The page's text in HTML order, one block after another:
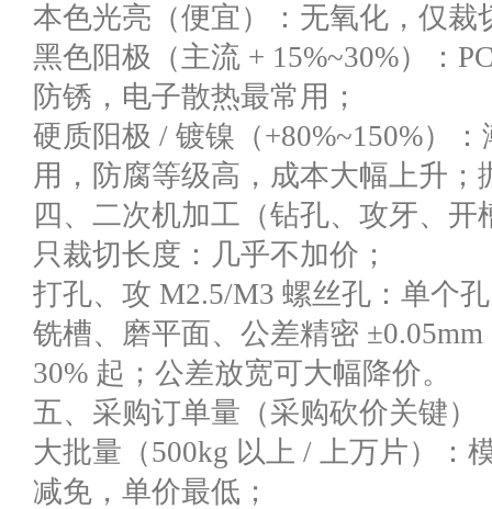
本色光亮（便宜）：无氧化，仅
黑色阳极（主流 + 15%~30%）：
防锈，电子散热最常用；
硬质阳极 / 镀镍（+80%~150%）
用，防腐等级高，成本大幅上升；
四、二次机加工（钻孔、攻牙、开
只裁切长度：几乎不加价；
打孔、攻 M2.5/M3 螺丝孔：单个
铣槽、磨平面、公差精密
30% 起；公差放宽可大幅降价。
五、采购订单量（采购砍价关键）
大批量（500kg 以上 / 上万片）：
减免，单价最低；